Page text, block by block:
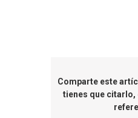
Comparte este
tienes que citarlo,